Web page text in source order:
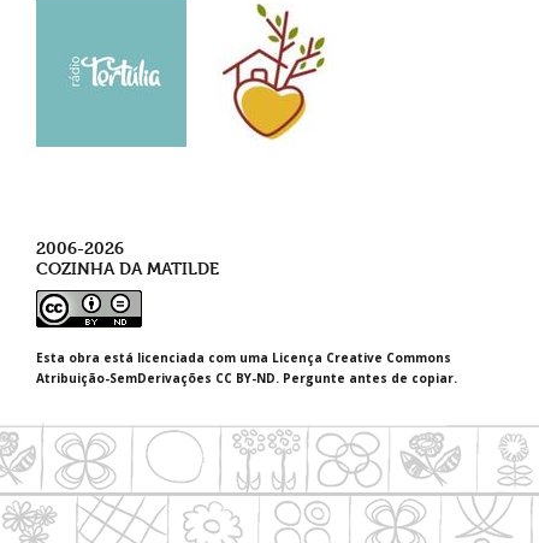
2006-2026
COZINHA DA MATILDE
Esta obra está licenciada com uma Licença Creative Commons
Atribuição-SemDerivações CC BY-ND. Pergunte antes de copiar.